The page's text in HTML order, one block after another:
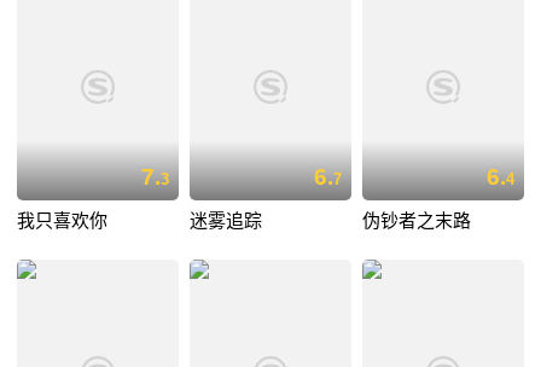
7.3
我只喜欢你
6.7
迷雾追踪
6.4
伪钞者之末路